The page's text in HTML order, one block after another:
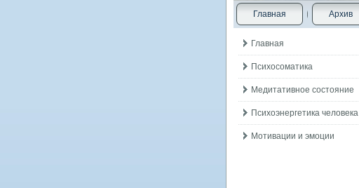
Главная Архив
Главная
Психосоматика
Медитативное состояние
Психоэнергетика человека
Мотивации и эмоции